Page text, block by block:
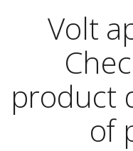
Volt
product
of